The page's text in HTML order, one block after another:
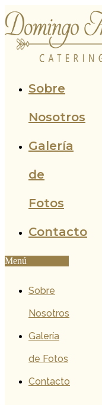
al
contenido
Sobre
Nosotros
Galería
de
Fotos
Contacto
Menú
Sobre
Nosotros
Galería
de Fotos
Contacto